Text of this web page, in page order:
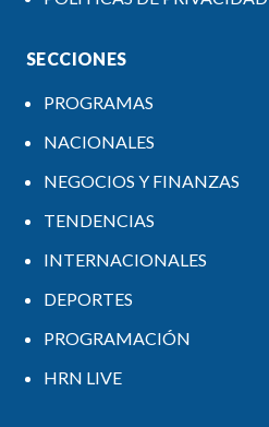
SECCIONES
PROGRAMAS
NACIONALES
NEGOCIOS Y FINANZAS
TENDENCIAS
INTERNACIONALES
DEPORTES
PROGRAMACIÓN
HRN LIVE